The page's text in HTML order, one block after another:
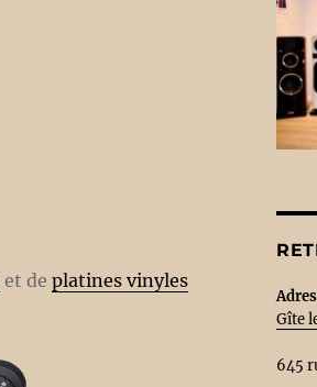
et deplatines vinyles
Gîte
645